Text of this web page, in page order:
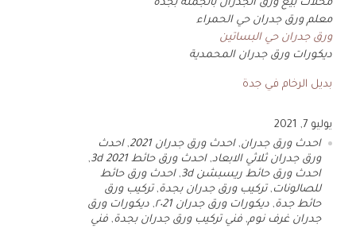
محلات بيع ورق الجدران بالجمله بجدة
معلم ورق جدران حي الحمراء
ورق جدران حي البساتين
ديكورات ورق جدران المحمدية
بديل الرخام في جدة
يوليو 7, 2021
احدث ورق جدران,احدث ورق جدران 2021 ,احدث
ورق جدران ثلاثي الابعاد,احدث ورق حائط 3d 2021
,
احدث ورق حائط ريسبشن 3d
,احدث ورق حائط
للصالونات ,تركيب ورق جدران بجدة,تركيب ورق
حائط جدة, ديكورات ورق جدران ٢٠21 , ديكورات ورق
جدران غرف نوم, فني تركيب ورق جدران بجدة, فني